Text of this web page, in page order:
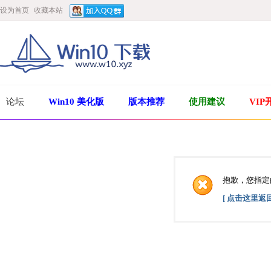
设为首页 收藏本站
论坛 Win10 美化版 版本推荐 使用建议 VIP
抱歉，您指
[ 点击这里返